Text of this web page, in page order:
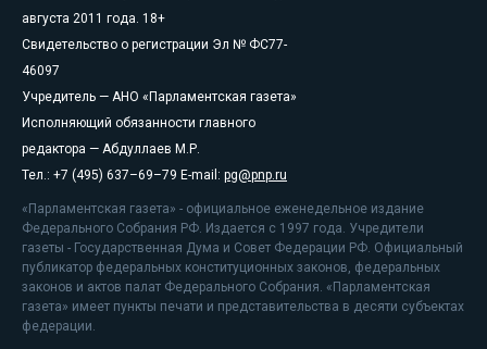
августа 2011 года. 18+
Свидетельство о регистрации Эл № ФС77-
46097
Учредитель — АНО «Парламентская газета»
Исполняющий обязанности главного
редактора — Абдуллаев М.Р.
Тел.: +7 (495) 637–69–79 E-mail: pg@pnp.ru
«Парламентская газета» - официальное еженедельное издание
Федерального Собрания РФ. Издается с 1997 года. Учредители
газеты - Государственная Дума и Совет Федерации РФ. Официальный
публикатор федеральных конституционных законов, федеральных
законов и актов палат Федерального Собрания. «Парламентская
газета» имеет пункты печати и представительства в десяти субъектах
федерации.